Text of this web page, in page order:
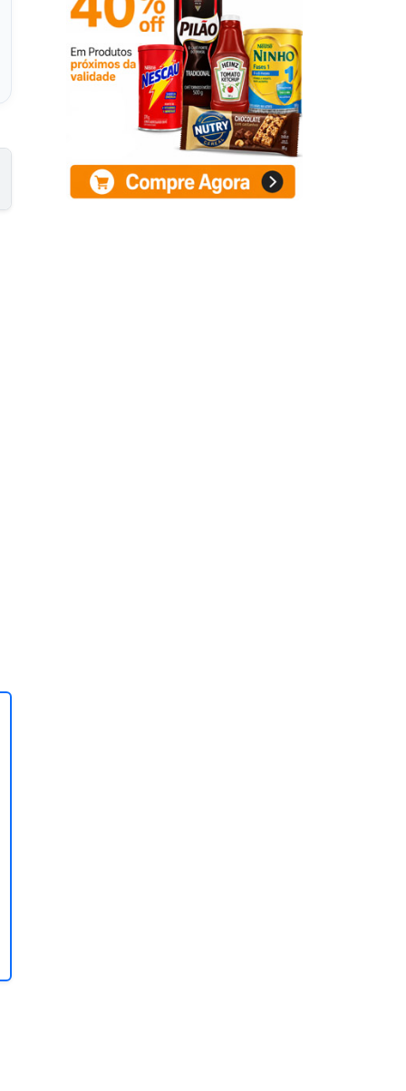
Ver na Amazon